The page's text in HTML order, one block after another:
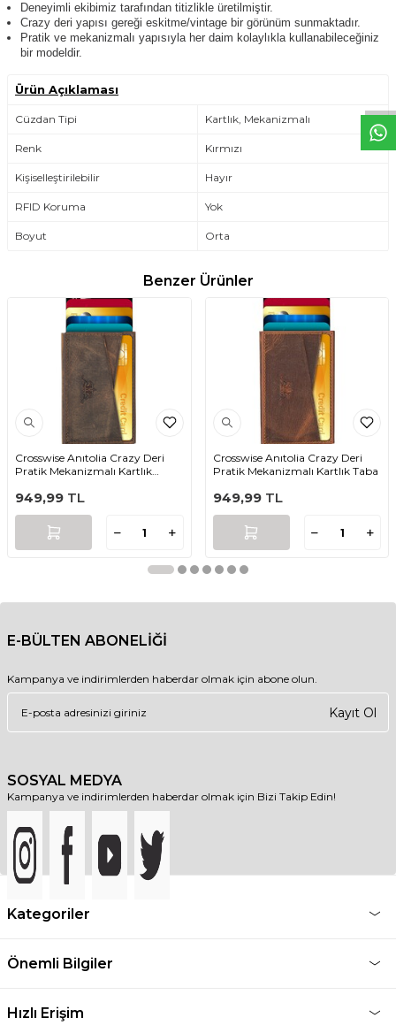
Deneyimli ekibimiz tarafından titizlikle üretilmiştir.
Crazy deri yapısı gereği eskitme/vintage bir görünüm sunmaktadır.
Pratik ve mekanizmalı yapısıyla her daim kolaylıkla kullanabileceğiniz
bir modeldir.
Ürün Açıklaması
Cüzdan Tipi Kartlık, Mekanizmalı
Renk Kırmızı
Kişiselleştirilebilir Hayır
RFID Koruma Yok
Boyut Orta
Benzer Ürünler
Crosswise Anıtolia Crazy Deri
Pratik Mekanizmalı Kartlık
949,99 TL
Crosswise Anıtolia Crazy Deri
Pratik Mekanizmalı Kartlık Taba
949,99TL
E-BÜLTEN ABONELİĞİ
Kampanya ve indirimlerden haberdar olmak için abone olun.
Kayıt Ol
SOSYAL MEDYA
Kampanya ve indirimlerden haberdar olmak için Bizi Takip Edin!
Kategoriler
Önemli Bilgiler
Hızlı Erişim